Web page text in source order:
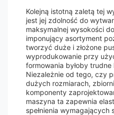
Kolejną istotną zaletą tej
jest jej zdolność do
maksymalnej wysokości
imponujący asortyment
tworzyć duże i złożone
wyprodukowanie przy
formowania byłoby trudne
Niezależnie od tego, czy
dużych rozmiarach,
komponenty
maszyna ta zapewnia
spełnienia